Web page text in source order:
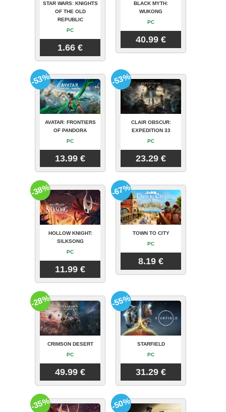
STAR WARS: KNIGHTS
OF THE OLD
REPUBLIC
PC
1.66 €
BLACK MYTH:
WUKONG
PC
40.99 €
AVATAR: FRONTIERS
OF PANDORA
PC
13.99 €
-53%
CLAIR OBSCUR:
EXPEDITION 33
PC
23.29 €
-53%
HOLLOW KNIGHT:
SILKSONG
PC
11.99 €
-38%
TOWN TO CITY
PC
8.19 €
-67%
CRIMSON DESERT
PC
49.99 €
-28%
STARFIELD
PC
31.29 €
-55%
-35% -50%